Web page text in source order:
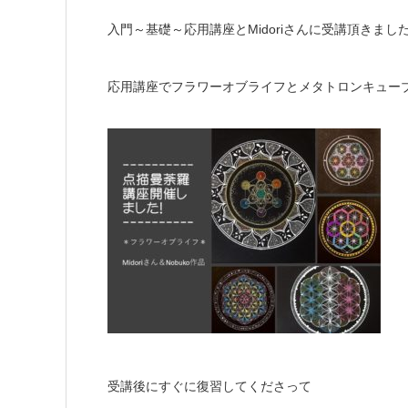
入門～基礎～応用講座とMidoriさんに受講頂きました
応用講座でフラワーオブライフとメタトロンキュー
受講後にすぐに復習してくださって